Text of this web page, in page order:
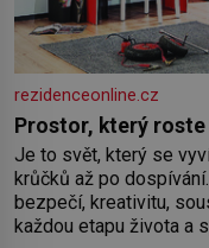
rezidenceonline.cz
Prostor, který
Je to svět, který se
krůčků až po
bezpečí, kreativitu,
každou etapu života a